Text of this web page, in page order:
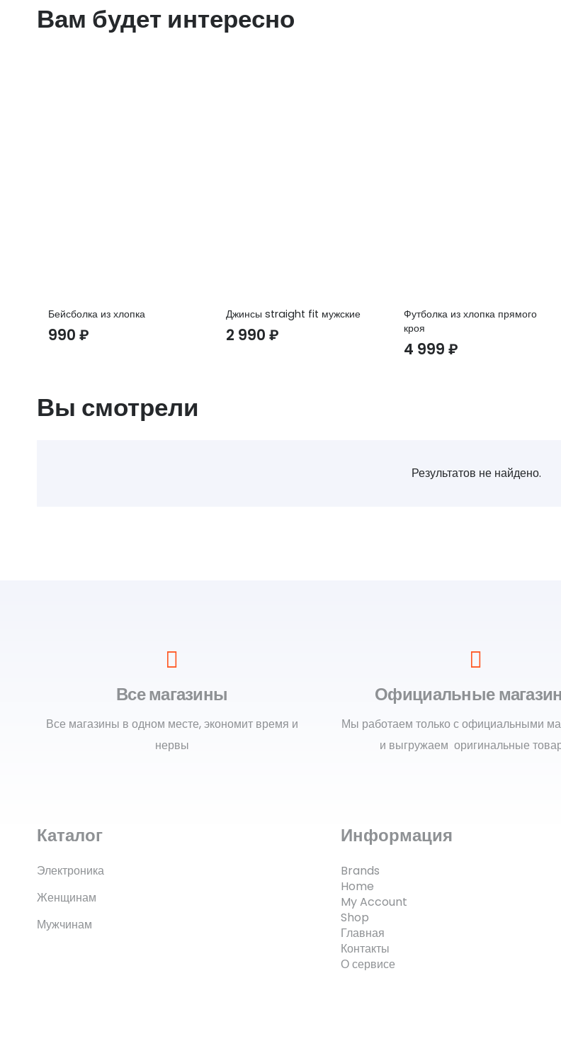
Вам будет интересно
Бейсболка из хлопка
990 ₽
Джинсы straight fit мужские
2 990₽
Футболка из хлопка прямого
кроя
4 999₽
Вы смотрели
Результатов не найдено.
Все магазины
Все магазины в одном месте, экономит время и
нервы
Официальные
Мы работаем только с официальными
и выгружаем оригинальные
Каталог
Электроника
Женщинам
Мужчинам
Информация
Brands
Home
My Account
Shop
Главная
Контакты
О сервисе